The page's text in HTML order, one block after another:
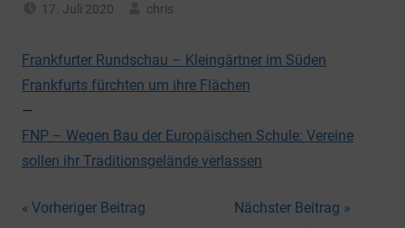
17. Juli 2020
chris
Frankfurter Rundschau – Kleingärtner im Süden
Frankfurts fürchten um ihre Flächen
—
FNP – Wegen Bau der Europäischen Schule: Vereine
sollen ihr Traditionsgelände verlassen
Beitragsnavigation
Vorheriger Beitrag Nächster Beitrag